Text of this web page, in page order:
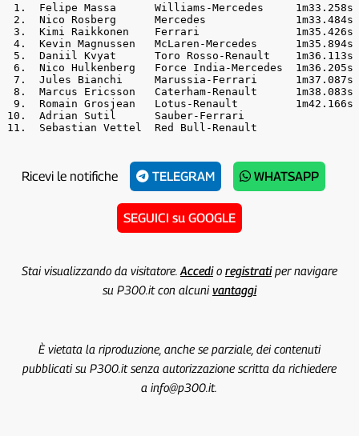
1.  Felipe Massa      Williams-Mercedes
2.  Nico Rosberg      Mercedes              1m33.484s
3.  Kimi Raikkonen    Ferrari               1m35.426s
4.  Kevin Magnussen   McLaren-Mercedes
5.  Daniil Kvyat      Toro Rosso-Renault    1m36.113s
6.  Nico Hulkenberg   Force India-Mercedes
7.  Jules Bianchi     Marussia-Ferrari      1m37.087s
8.  Marcus Ericsson   Caterham-Renault      1m38.083s
9.  Romain Grosjean   Lotus-Renault         1m42.166s
10.  Adrian Sutil      Sauber-Ferrari
11.  Sebastian Vettel  Red Bull-Renault
Ricevi le notifiche TELEGRAM WHATSAPP
SEGUICI su GOOGLE
Stai visualizzando da visitatore. Accedio registratiper navigare
su P300.it con alcunivantaggi
È vietata la riproduzione, anche se parziale, dei contenuti
pubblicati su P300.it senza autorizzazione scritta da richiedere
a info@p300.it.